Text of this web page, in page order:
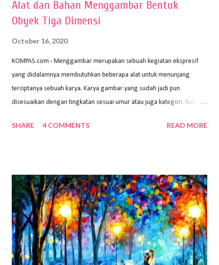
Alat dan Bahan Menggambar Bentuk
Obyek Tiga Dimensi
October 16, 2020
KOMPAS.com - Menggambar merupakan sebuah kegiatan ekspresif
yang didalamnya membutuhkan beberapa alat untuk menunjang
terciptanya sebuah karya. Karya gambar yang sudah jadi pun
disesuaikan dengan tingkatan sesuai umur atau juga kategori. Namun,
sehingga hasilnya bisa dilihat. Peran alat dan bahan sangat
memiliki spesifikasi berbeda sesuai jenisnya. Berikut peralatan
menggambar bentuk: 1. Kertas Gambar Kegiatan menggambar
membutuhkan kertas yang baik agar proses pembuatan gambar lebih
nyaman dan maksimal. Bahan kertas yang baik salah satu syaratnya
adalah tidak mudah sobek, mengingat menggambar merupakan
proses menggores dan menghapus. Kertas adalah bahan yang paling
SHARE 4 COMMENTS READ MORE